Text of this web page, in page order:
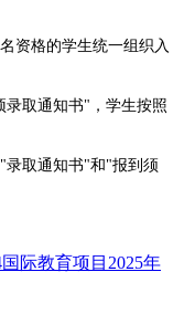
资格的学生统一组织入
取通知书"，学生按照
取通知书"和"报到须
际教育项目2025年